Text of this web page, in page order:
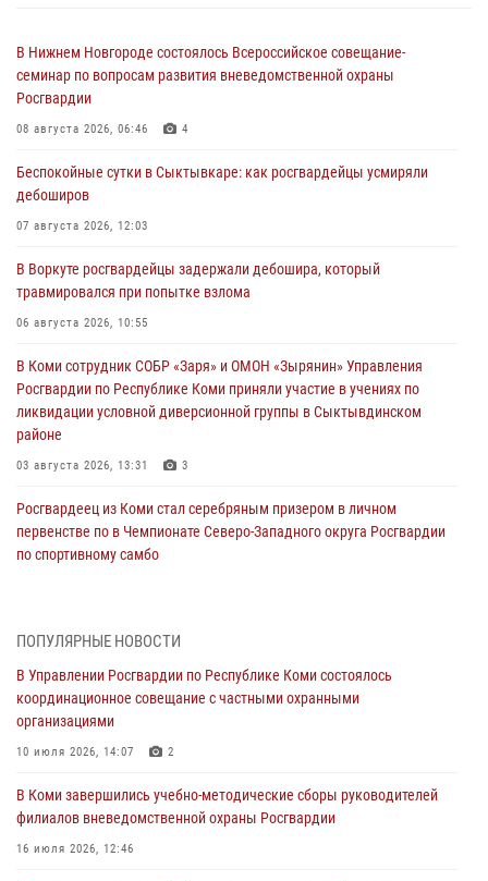
В Нижнем Новгороде состоялось Всероссийское совещание-
семинар по вопросам развития вневедомственной охраны
Росгвардии
08 августа 2026, 06:46 4
Беспокойные сутки в Сыктывкаре: как росгвардейцы усмиряли
дебоширов
07 августа 2026, 12:03
В Воркуте росгвардейцы задержали дебошира, который
травмировался при попытке взлома
06 августа 2026, 10:55
В Коми сотрудник СОБР «Заря» и ОМОН «Зырянин» Управления
Росгвардии по Республике Коми приняли участие в учениях по
ликвидации условной диверсионной группы в Сыктывдинском
районе
03 августа 2026, 13:31 3
Росгвардеец из Коми стал серебряным призером в личном
первенстве по в Чемпионате Северо-Западного округа Росгвардии
по спортивному самбо
законодательстве в сфере оборота оружия и продолжают изымать
оружие за нарушения
02 августа 2026, 06:17
В Койгородском районе местный житель обратился в Росгвардию
31 июля 2026, 10:55
Временно исполняющий обязанности начальника Управления
ПОПУЛЯРНЫЕ НОВОСТИ
В Управлении Росгвардии по Республике Коми состоялось
координационное совещание с частными охранными
организациями
10 июля 2026, 14:07 2
В Коми завершились учебно-методические сборы руководителей
филиалов вневедомственной охраны Росгвардии
16 июля 2026, 12:46